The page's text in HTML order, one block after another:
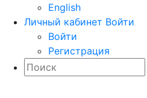
English
Личный кабинет Войти
Войти
Регистрация